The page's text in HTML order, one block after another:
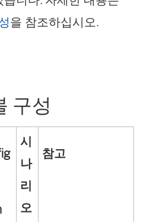
을 참조하십시오.
구성
시
나
리
오
참고